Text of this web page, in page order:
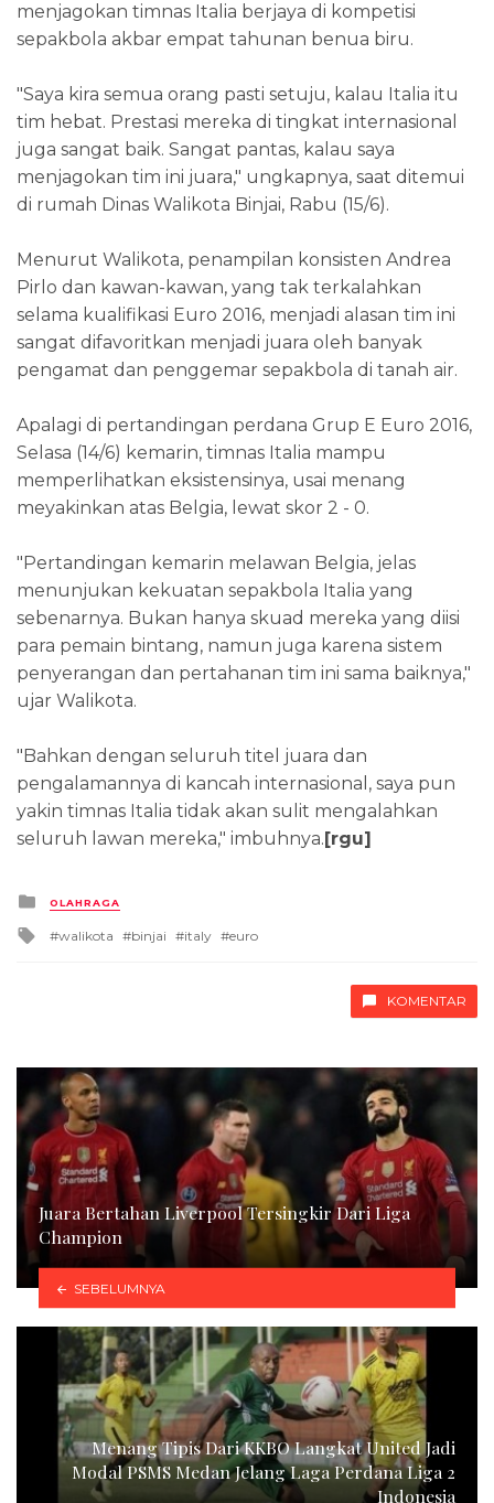
menjagokan timnas Italia berjaya di kompetisi
sepakbola akbar empat tahunan benua biru.
"Saya kira semua orang pasti setuju, kalau Italia itu
tim hebat. Prestasi mereka di tingkat internasional
juga sangat baik. Sangat pantas, kalau saya
menjagokan tim ini juara," ungkapnya, saat ditemui
di rumah Dinas Walikota Binjai, Rabu (15/6).
Menurut Walikota, penampilan konsisten Andrea
Pirlo dan kawan-kawan, yang tak terkalahkan
selama kualifikasi Euro 2016, menjadi alasan tim ini
sangat difavoritkan menjadi juara oleh banyak
pengamat dan penggemar sepakbola di tanah air.
Apalagi di pertandingan perdana Grup E Euro 2016,
Selasa (14/6) kemarin, timnas Italia mampu
memperlihatkan eksistensinya, usai menang
meyakinkan atas Belgia, lewat skor 2 - 0.
"Pertandingan kemarin melawan Belgia, jelas
menunjukan kekuatan sepakbola Italia yang
sebenarnya. Bukan hanya skuad mereka yang diisi
para pemain bintang, namun juga karena sistem
penyerangan dan pertahanan tim ini sama baiknya,"
ujar Walikota.
"Bahkan dengan seluruh titel juara dan
pengalamannya di kancah internasional, saya pun
yakin timnas Italia tidak akan sulit mengalahkan
seluruh lawan mereka," imbuhnya. [rgu]
Posted
in
OLAHRAGA
Tagged
walikota binjai italy euro
KOMENTAR
Juara Bertahan Liverpool Tersingkir Dari Liga
Champion
SEBELUMNYA
Menang Tipis Dari KKBO Langkat United Jadi
Modal PSMS Medan Jelang Laga Perdana Liga 2
Indonesia